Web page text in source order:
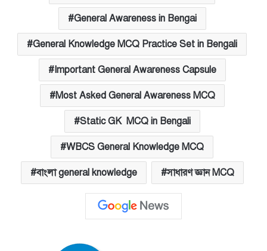
General Awareness in Bengai
General Knowledge MCQ Practice Set in Bengali
Important General Awareness Capsule
Most Asked General Awareness MCQ
Static GK MCQ in Bengali
WBCS General Knowledge MCQ
বাংলা general knowledge সাধারণ জ্ঞান MCQ